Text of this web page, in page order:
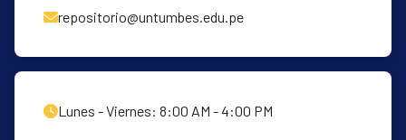
repositorio@untumbes.edu.pe
Lunes - Viernes: 8:00 AM - 4:00 PM